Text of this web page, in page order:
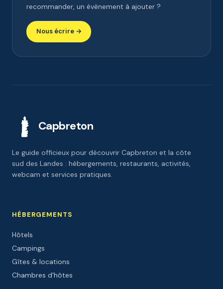
recommander, un évènement à ajouter ?
Nous écrire →
Capbreton
Le guide officieux pour découvrir Capbreton et la côte
sud des Landes : hébergements, restaurants, activités,
webcam et services pratiques.
HÉBERGEMENTS
Hôtels
Campings
Gîtes & locations
Chambres d'hôtes